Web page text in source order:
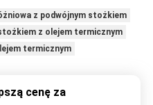
z podwójnym stożkiem
z olejem termicznym
termicznym
cenę za